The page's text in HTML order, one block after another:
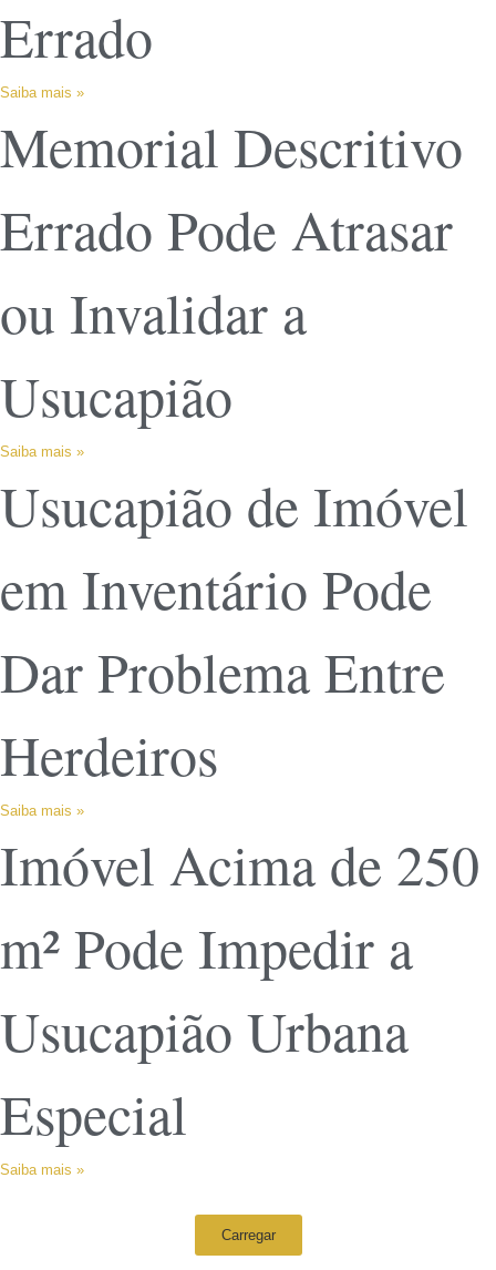
Errado
Saiba mais »
Memorial Descritivo
Errado Pode Atrasar
ou Invalidar a
Usucapião
Saiba mais »
Usucapião de Imóvel
em Inventário Pode
Dar Problema Entre
Herdeiros
Saiba mais »
Imóvel Acima de 250
m² Pode Impedir a
Usucapião Urbana
Especial
Saiba mais »
Carregar